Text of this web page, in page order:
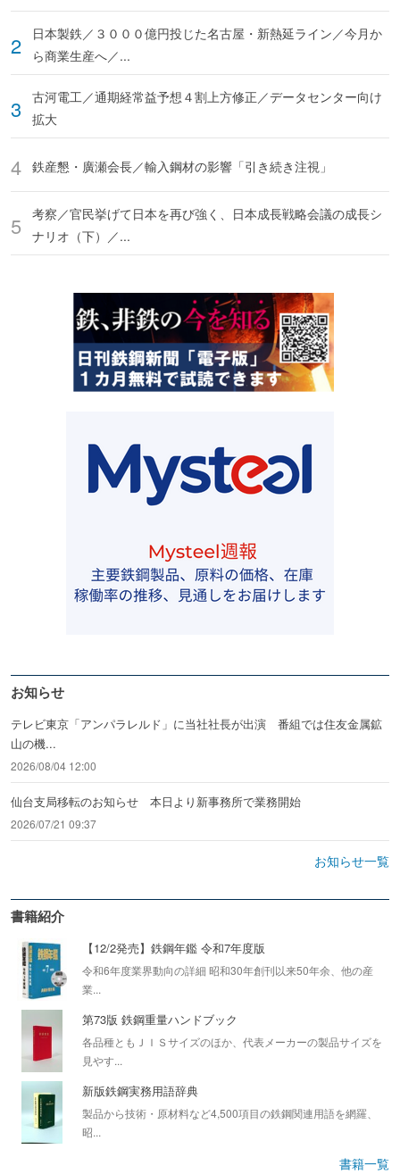
日本製鉄／３０００億円投じた名古屋・新熱延ライン／今月か
ら商業生産へ／...
古河電工／通期経常益予想４割上方修正／データセンター向け
拡大
鉄産懇・廣瀬会長／輸入鋼材の影響「引き続き注視」
考察／官民挙げて日本を再び強く、日本成長戦略会議の成長シ
ナリオ（下）／...
お知らせ
テレビ東京「アンパラレルド」に当社社長が出演 番組では住友金属鉱
山の機...
2026/08/04 12:00
仙台支局移転のお知らせ 本日より新事務所で業務開始
2026/07/21 09:37
お知らせ一覧
書籍紹介
【12/2発売】鉄鋼年鑑 令和7年度版
令和6年度業界動向の詳細 昭和30年創刊以来50年余、他の産
業...
第73版 鉄鋼重量ハンドブック
各品種ともＪＩＳサイズのほか、代表メーカーの製品サイズを
見やす...
新版鉄鋼実務用語辞典
製品から技術・原材料など4,500項目の鉄鋼関連用語を網羅、
昭...
書籍一覧